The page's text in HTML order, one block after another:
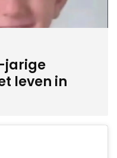
jarige
leven in